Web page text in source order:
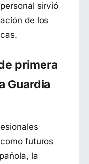
sirvió
de los
primera
Guardia
futuros
la